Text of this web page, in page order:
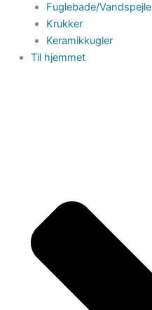
Fuglebade/Vandspejle
Krukker
Keramikkugler
Til hjemmet